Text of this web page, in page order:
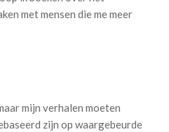
met mensen die me meer
mijn verhalen moeten
zijn op waargebeurde